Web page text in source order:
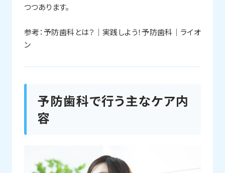
つつあります。
参考：予防歯科とは？｜実践しよう！予防歯科｜ライオ
ン
予防歯科で行う主なケア内
容